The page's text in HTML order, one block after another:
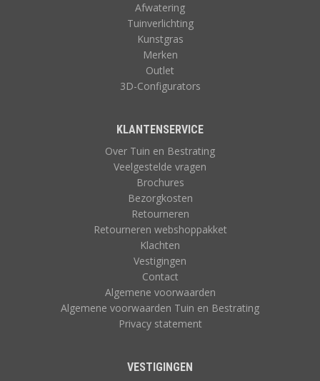
Afwatering
Tuinverlichting
Kunstgras
Merken
Outlet
3D-Configurators
KLANTENSERVICE
Over Tuin en Bestrating
Veelgestelde vragen
Brochures
Bezorgkosten
Retourneren
Retourneren webshoppakket
Klachten
Vestigingen
Contact
Algemene voorwaarden
Algemene voorwaarden Tuin en Bestrating
Privacy statement
VESTIGINGEN